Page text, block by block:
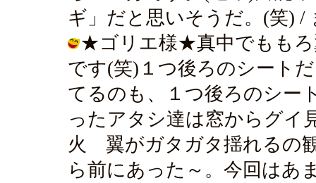
ギ」だと思いそうだ。(笑) /
★ゴリエ様★真中でももろ
です(笑)１つ後ろのシート
てるのも、１つ後ろのシー
ったアタシ達は窓からグイ
火 翼がガタガタ揺れるの
ら前にあった～。今回はあ